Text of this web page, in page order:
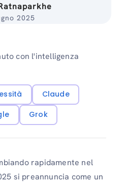
2025
con l'intelligenza
Claude
Grok
rapidamente nel
si preannuncia come un